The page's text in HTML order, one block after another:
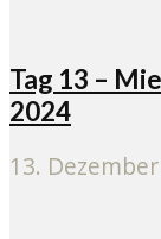
Tag 13 –
2024
13.